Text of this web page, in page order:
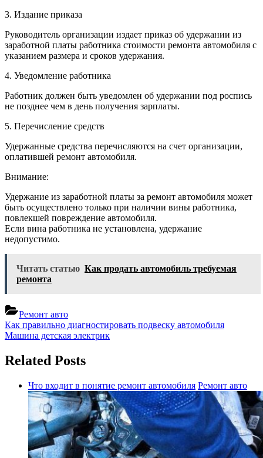
3. Издание приказа
Руководитель организации издает приказ об удержании из
заработной платы работника стоимости ремонта автомобиля с
указанием размера и сроков удержания.
4. Уведомление работника
Работник должен быть уведомлен об удержании под роспись
не позднее чем в день получения зарплаты.
5. Перечисление средств
Удержанные средства перечисляются на счет организации,
оплатившей ремонт автомобиля.
Внимание:
Удержание из заработной платы за ремонт автомобиля может
быть осуществлено только при наличии вины работника,
повлекшей повреждение автомобиля.
Если вина работника не установлена, удержание
недопустимо.
Читать статью Как продать автомобиль требуемая
ремонта
Ремонт авто
Навигация
по
записям
Previous
Post:
Как правильно диагностировать подвеску автомобиля
Next
Машина детская электрик
Related Posts
Что входит в понятие ремонт автомобиля Ремонт авто